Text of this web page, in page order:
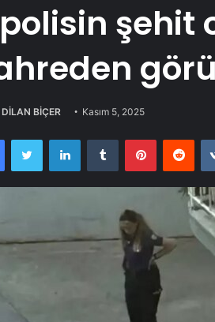
şehit
DİLAN BİÇER Kasım 5, 2025
FacebookTwitter LinkedInTumblr Pinterest